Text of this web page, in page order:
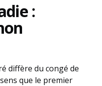
:
diffère du congé de
que le premier